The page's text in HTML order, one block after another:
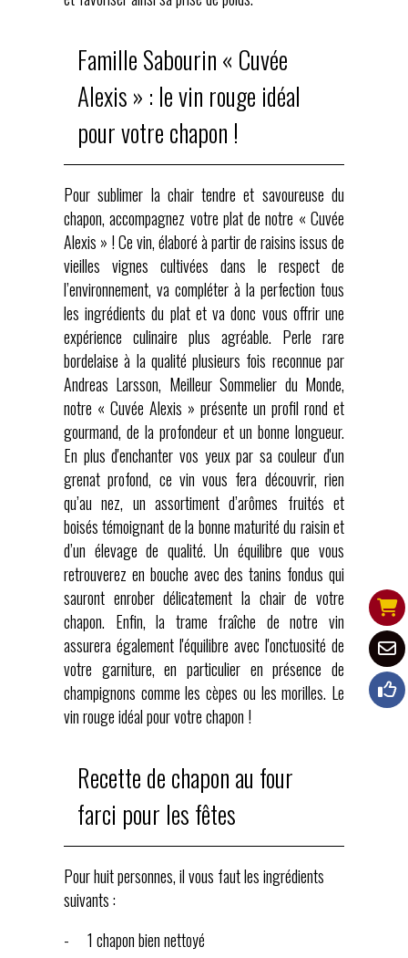
Famille Sabourin « Cuvée
Alexis » : le vin rouge idéal
pour votre chapon !
Pour sublimer la chair tendre et savoureuse du
chapon, accompagnez votre plat denotre « Cuvée
Alexis » ! Ce vin, élaboré à partir de raisins issus de
vieilles vignes cultivées dans le respect de
l’environnement, va compléter à la perfection tous
les ingrédients du plat et va donc vous offrir une
expérience culinaire plus agréable. Perle rare
bordelaise à la qualité plusieurs fois reconnue par
Andreas Larsson, Meilleur Sommelier du Monde,
notre « Cuvée Alexis » présente un profil rond et
gourmand, de la profondeur et un bonne longueur.
En plus d'enchanter vos yeux par sa couleur d'un
grenat profond, ce vin vous fera découvrir, rien
qu’au nez, un assortiment d’arômes fruités et
boisés témoignant de la bonne maturité du raisin et
d’un élevage de qualité. Un équilibre que vous
retrouverez en bouche avec des tanins fondus qui
sauront enrober délicatement la chair de votre
chapon. Enfin, la trame fraîche de notre vin
assurera également l'équilibre avec l'onctuosité de
votre garniture, en particulier en présence de
champignons comme les cèpes ou les morilles. Le
vin rouge idéal pour votre chapon !
Recette de chapon au four
farci pour les fêtes
Pour huit personnes, il vous faut les ingrédients
suivants :
- 1 chapon bien nettoyé